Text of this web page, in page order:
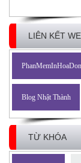
LIÊN KẾT
Blog Nhật Thành
TỪ KHÓA